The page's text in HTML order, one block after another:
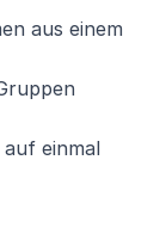
aus einem
einmal